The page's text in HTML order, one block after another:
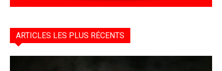
ARTICLES LES PLUS RÉCENTS